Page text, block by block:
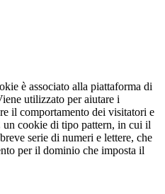
è associato alla piattaforma di
utilizzato per aiutare i
il comportamento dei visitatori e
un cookie di tipo pattern, in cui il
serie di numeri e lettere, che
per il dominio che imposta il